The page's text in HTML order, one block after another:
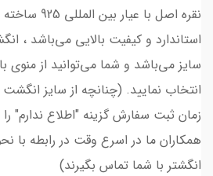
نقره اصل با
استاندارد و کیفیت بالایی می‌باشد ،
سایز می‌باشد و شما می‌توانید از منوی
انتخاب نمایید. (چنانچه از سایز
زمان ثبت سفارش گزینه "اطلاع ندارم" را
همکاران ما در اسرع وقت در رابطه با
انگشتر با شما تماس بگیرند)